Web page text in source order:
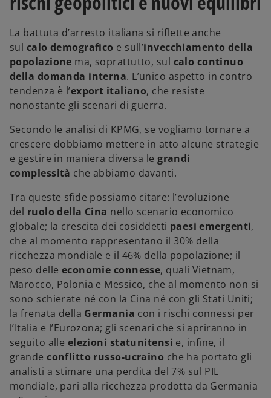
La battuta d’arresto italiana si riflette anche
sul calo demografico e sull’invecchiamento della
popolazione ma, soprattutto, sul calo continuo
della domanda interna. L’unico aspetto in contro
tendenza è l’export italiano, che resiste
nonostante gli scenari di guerra.
Secondo le analisi di KPMG, se vogliamo tornare a
crescere dobbiamo mettere in atto alcune strategie
e gestire in maniera diversa legrandi
complessità che abbiamo davanti.
Tra queste sfide possiamo citare: l’evoluzione
del ruolo della Cina nello scenario economico
globale; la crescita dei cosiddetti paesi emergenti,
che al momento rappresentano il 30% della
ricchezza mondiale e il 46% della popolazione; il
peso delle economie connesse, quali Vietnam,
Marocco, Polonia e Messico, che al momento non si
sono schierate né con la Cina né con gli Stati Uniti;
la frenata della Germania con i rischi connessi per
l’Italia e l’Eurozona; gli scenari che si apriranno in
seguito alle elezioni statunitensi e, infine, il
grandeconflitto russo-ucraino che ha portato gli
analisti a stimare una perdita del 7% sul PIL
mondiale, pari alla ricchezza prodotta da Germania